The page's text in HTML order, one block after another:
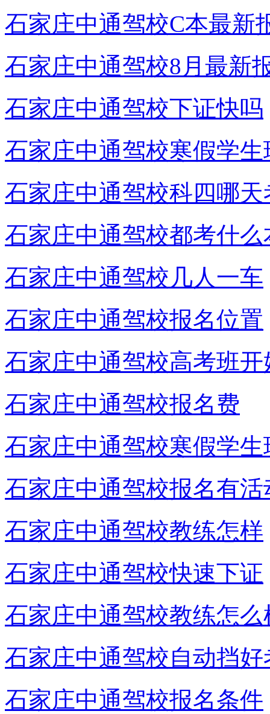
石家庄中通驾校C本最新
石家庄中通驾校8月最新
石家庄中通驾校下证快吗
石家庄中通驾校寒假学生
石家庄中通驾校科四哪天
石家庄中通驾校都考什么
石家庄中通驾校几人一车
石家庄中通驾校报名位置
石家庄中通驾校高考班开
石家庄中通驾校报名费
石家庄中通驾校寒假学生
石家庄中通驾校报名有活
石家庄中通驾校教练怎样
石家庄中通驾校快速下证
石家庄中通驾校教练怎么
石家庄中通驾校自动挡好
石家庄中通驾校报名条件